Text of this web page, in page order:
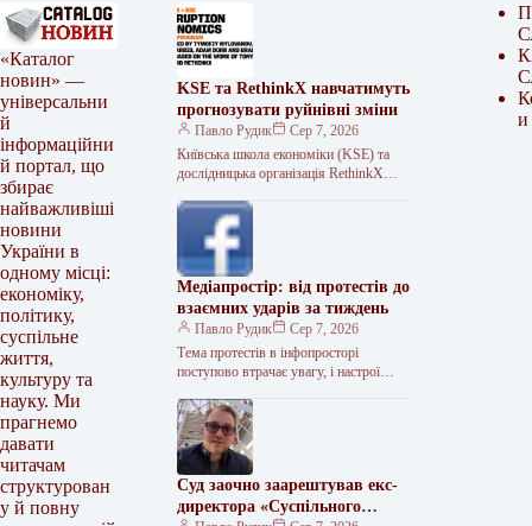
«Каталог
новин» —
універсальни
й
інформаційни
й портал, що
збирає
найважливіші
новини
України в
одному місці:
економіку,
політику,
суспільне
життя,
культуру та
науку. Ми
прагнемо
давати
читачам
структурован
у й повну
KSE та RethinkX навчатимуть
прогнозувати руйнівні зміни
Павло Рудик
Сер 7, 2026
Київська школа економіки (KSE) та
дослідницька організація RethinkX
«Економіка руйнівних змін». Це
тритижнева програма, що
Медіапростір: від протестів до
взаємних ударів за тиждень
Павло Рудик
Сер 7, 2026
Тема протестів в інфопросторі
поступово втрачає увагу, і настрої
Зведення з інформаційної війни за 25–
31 липня…
Суд заочно заарештував екс-
директора «Суспільного
и